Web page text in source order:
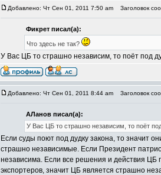
Добавлено: Чт Сен 01, 2011 7:50 am Заголовок
Фикрет писал(а):
Что здесь не так?
У Вас ЦБ то страшно независим, то поёт под
Добавлено: Чт Сен 01, 2011 8:44 am Заголовок
АЛанов писал(а):
У Вас ЦБ то страшно независим, то поёт
Если суды поют под дудку закона, то значит
страшно независимые. Если Президент
независима. Если все решения и действия ЦБ
экспортеров, значит ЦБ является страшно